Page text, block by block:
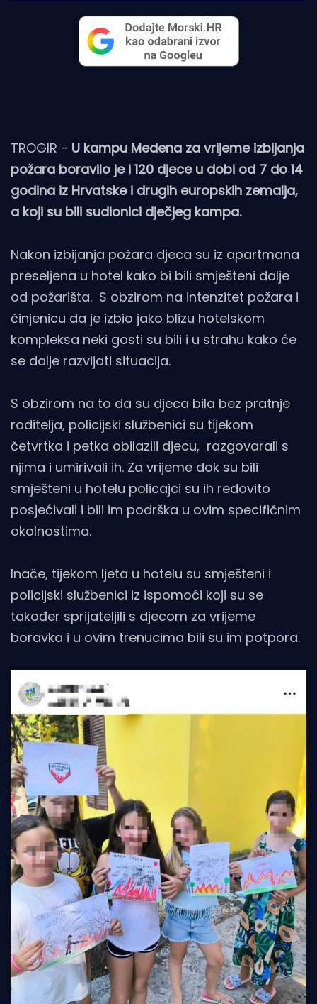
TROGIR - U kampu Medena za vrijeme izbijanja
požara boravilo je i 120 djece u dobi od 7 do 14
godina iz Hrvatske i drugih europskih zemalja,
a koji su bili sudionici dječjeg kampa.
Nakon izbijanja požara djeca su iz apartmana
preseljena u hotel kako bi bili smješteni dalje
od požarišta. S obzirom na intenzitet požara i
činjenicu da je izbio jako blizu hotelskom
kompleksa neki gosti su bili i u strahu kako će
se dalje razvijati situacija.
S obzirom na to da su djeca bila bez pratnje
roditelja, policijski službenici su tijekom
četvrtka i petka obilazili djecu, razgovarali s
njima i umirivali ih. Za vrijeme dok su bili
smješteni u hotelu policajci su ih redovito
posjećivali i bili im podrška u ovim specifičnim
okolnostima.
Inače, tijekom ljeta u hotelu su smješteni i
policijski službenici iz ispomoći koji su se
također sprijateljili s djecom za vrijeme
boravka i u ovim trenucima bili su im potpora.